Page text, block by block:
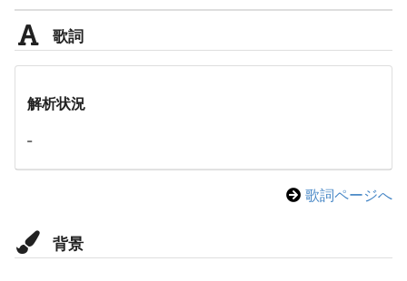
歌詞
解析状況
-
歌詞ページへ
背景